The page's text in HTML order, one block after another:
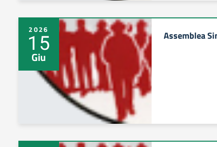
2026
15
Giu
Assemblea